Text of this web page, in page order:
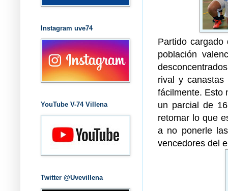
Partido
población
rival y
fácilmente. Esto
un parcial de
retomar lo que
a no ponerle
vencedores del
Instagram uve74
YouTube V-74 Villena
Twitter @Uvevillena